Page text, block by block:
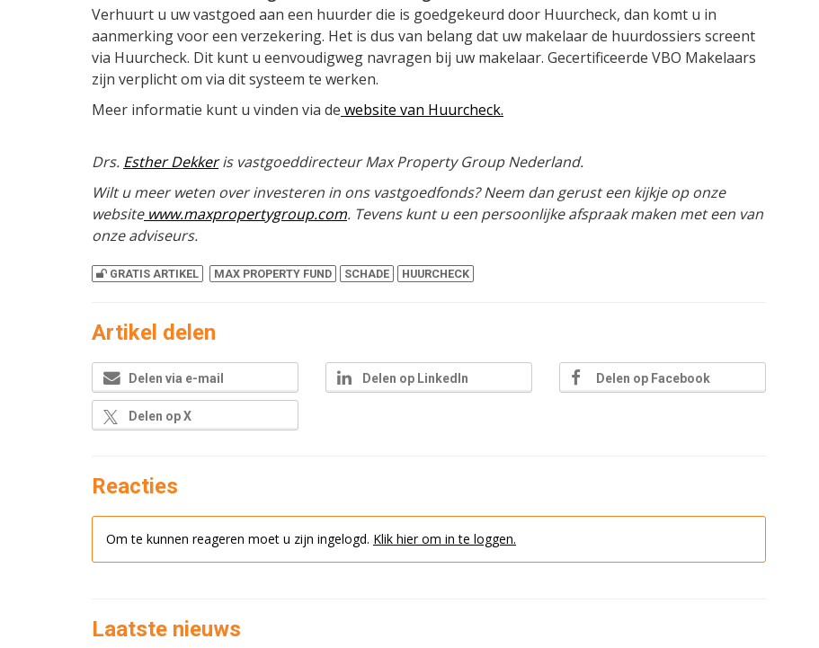
Verhuurt u uw vastgoed aan een huurder die is goedgekeurd door Huurcheck, dan komt u in
aanmerking voor een verzekering. Het is dus van belang dat uw makelaar de huurdossiers screent
via Huurcheck. Dit kunt u eenvoudigweg navragen bij uw makelaar. Gecertificeerde VBO Makelaars
zijn verplicht om via dit systeem te werken.
Meer informatie kunt u vinden via de website van Huurcheck.
Drs. Esther Dekkeris vastgoeddirecteur Max Property Group Nederland.
Wilt u meer weten over investeren in ons vastgoedfonds? Neem dan gerust een kijkje op onze
websitewww.maxpropertygroup.com. Tevens kunt u een persoonlijke afspraak maken met een van
onze adviseurs.
GRATIS ARTIKEL MAX PROPERTY FUND SCHADE HUURCHECK
Artikel delen
Delen via e-mail Delen op LinkedIn Delen op Facebook
Delen op X
Reacties
Om te kunnen reageren moet u zijn ingelogd. Klik hier om in te loggen.
Laatste nieuws